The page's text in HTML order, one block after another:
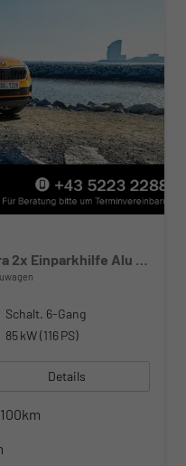
Extra 1,0 TSI 2ZoKlima Kamera 2x Einparkhilfe Alu Felgen 5J Garantie Sitzheizung LED Scheinwerfer ACC
Schalt. 6-Gang
85 kW (116 PS)
Details